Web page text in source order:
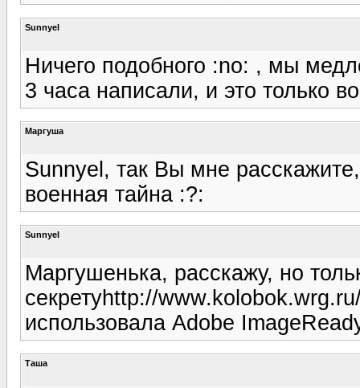
Sunnyel
Ничего подобного :no: , мы
3 часа написали, и это только
Маргуша
Sunnyel, так Вы мне
военная тайна :?:
Sunnyel
Маргушенька, расскажу, но
секретуhttp://
использовала Adobe
Таша